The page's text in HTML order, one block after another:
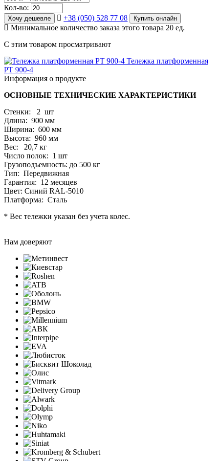
Кол-во:
Хочу дешевле +38 (050) 528 77 08 Купить онлайн
Минимальное количество заказа этого товара 20 ед.
С этим товаром просматривают
Тележка платформенная
PT 900-4
Информация о продукте
ОСНОВНЫЕ ТЕХНИЧЕСКИЕ ХАРАКТЕРИСТИКИ
Стенки: 2 шт
Длина: 900 мм
Ширина: 600 мм
Высота: 960 мм
Вес: 20,7 кг
Число полок: 1 шт
Грузоподъемность: до 500 кг
Тип: Передвижная
Гарантия: 12 месяцев
Цвет: Синий RAL-5010
Платформа: Сталь
* Вес тележки указан без учета колес.
Нам доверяют